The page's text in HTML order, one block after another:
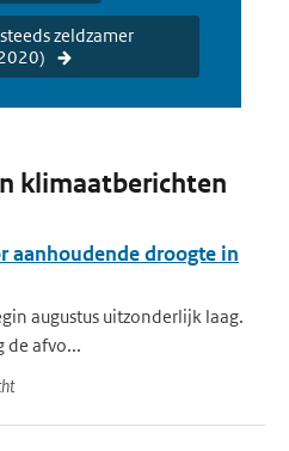
zeldzamer
klimaatberichten
aanhoudende droogte in
augustus uitzonderlijk laag.
de afvo...